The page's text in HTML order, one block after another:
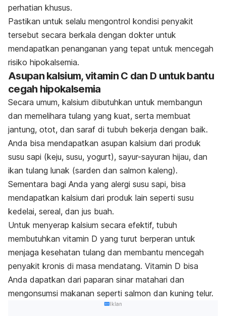
perhatian khusus.
Pastikan untuk selalu mengontrol kondisi penyakit
tersebut secara berkala dengan dokter untuk
mendapatkan penanganan yang tepat untuk mencegah
risiko hipokalsemia.
Asupan kalsium, vitamin C dan D untuk bantu
cegah hipokalsemia
Secara umum, kalsium dibutuhkan untuk membangun
dan memelihara tulang yang kuat, serta membuat
jantung, otot, dan saraf di tubuh bekerja dengan baik.
Anda bisa mendapatkan asupan kalsium dari produk
susu sapi (keju, susu, yogurt), sayur-sayuran hijau, dan
ikan tulang lunak (sarden dan salmon kaleng).
Sementara bagi Anda yang alergi susu sapi, bisa
mendapatkan kalsium dari produk lain seperti susu
kedelai, sereal, dan jus buah.
Untuk menyerap kalsium secara efektif, tubuh
membutuhkan vitamin D yang turut berperan untuk
menjaga kesehatan tulang dan membantu mencegah
penyakit kronis di masa mendatang. Vitamin D bisa
Anda dapatkan dari paparan sinar matahari dan
mengonsumsi makanan seperti salmon dan kuning telur.
Iklan